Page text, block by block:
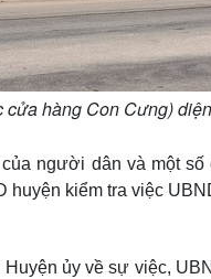
cửa hàng Con Cưng)
người dân và một
huyện kiểm tra việc
ủy về sự việc,